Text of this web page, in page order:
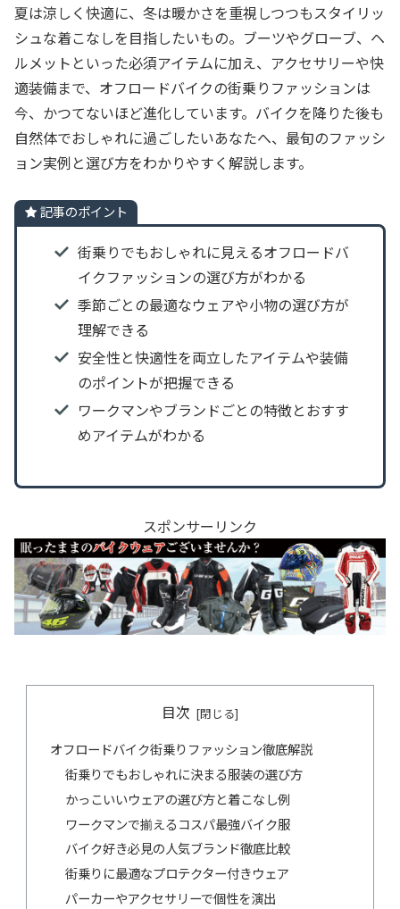
夏は涼しく快適に、冬は暖かさを重視しつつもスタイリッ
シュな着こなしを目指したいもの。ブーツやグローブ、ヘ
ルメットといった必須アイテムに加え、アクセサリーや快
適装備まで、オフロードバイクの街乗りファッションは
今、かつてないほど進化しています。バイクを降りた後も
自然体でおしゃれに過ごしたいあなたへ、最旬のファッシ
ョン実例と選び方をわかりやすく解説します。
記事のポイント
街乗りでもおしゃれに見えるオフロードバ
イクファッションの選び方がわかる
季節ごとの最適なウェアや小物の選び方が
理解できる
安全性と快適性を両立したアイテムや装備
のポイントが把握できる
ワークマンやブランドごとの特徴とおすす
めアイテムがわかる
スポンサーリンク
目次
オフロードバイク街乗りファッション徹底解説
街乗りでもおしゃれに決まる服装の選び方
かっこいいウェアの選び方と着こなし例
ワークマンで揃えるコスパ最強バイク服
バイク好き必見の人気ブランド徹底比較
街乗りに最適なプロテクター付きウェア
パーカーやアクセサリーで個性を演出